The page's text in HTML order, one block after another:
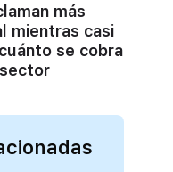
más
mientras casi
se cobra